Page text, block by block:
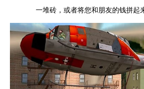
一堆砖，或者将您和朋友的钱拼起